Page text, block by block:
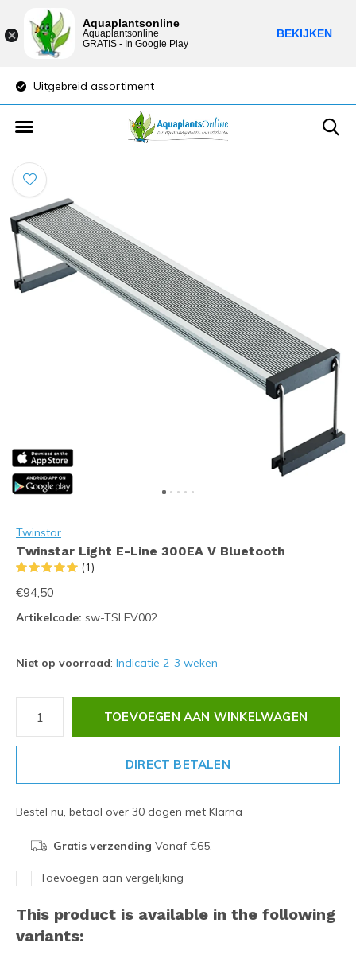
Uitgebreid assortiment
Twinstar
Twinstar Light E-Line 300EA V Bluetooth
(1)
€94,50
Artikelcode: sw-TSLEV002
Niet op voorraad: Indicatie 2-3 weken
TOEVOEGEN AAN WINKELWAGEN
DIRECT BETALEN
Bestel nu, betaal over 30 dagen met Klarna
Gratis verzending Vanaf €65,-
Toevoegen aan vergelijking
This product is available in the following
variants:
Aquaplantsonline
Aquaplantsonline
GRATIS - In Google Play
BEKIJKEN